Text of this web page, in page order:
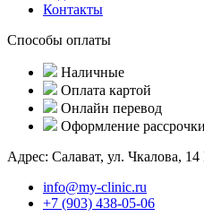
Контакты
Способы оплаты
Наличные
Оплата картой
Онлайн перевод
Оформление рассрочки
Адрес: Салават, ул. Чкалова, 14
info@my-clinic.ru
+7 (903) 438-05-06